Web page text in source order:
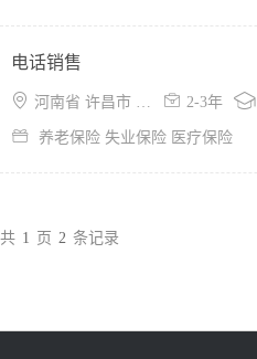
电话销售
 河南省 许昌市 示范区  2-3年 
 养老保险 失业保险 医疗保险
共 1 页 2 条记录